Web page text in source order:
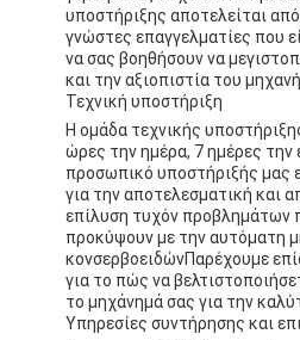
υποστήριξης αποτελείται
γνώστες επαγγελματίες που
να σας βοηθήσουν να
και την αξιοπιστία του
Τεχνική υποστήριξη
Η ομάδα τεχνικής
ώρες την ημέρα, 7 ημέρες την
προσωπικό υποστήριξής μας
για την αποτελεσματική και
επίλυση τυχόν προβλημάτων
προκύψουν με την αυτόματη
κονσερβοειδώνΠαρέχουμε
για το πώς να
το μηχάνημά σας για την
Υπηρεσίες συντήρησης και